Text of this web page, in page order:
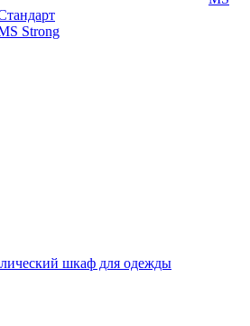
Strong
шкаф для одежды